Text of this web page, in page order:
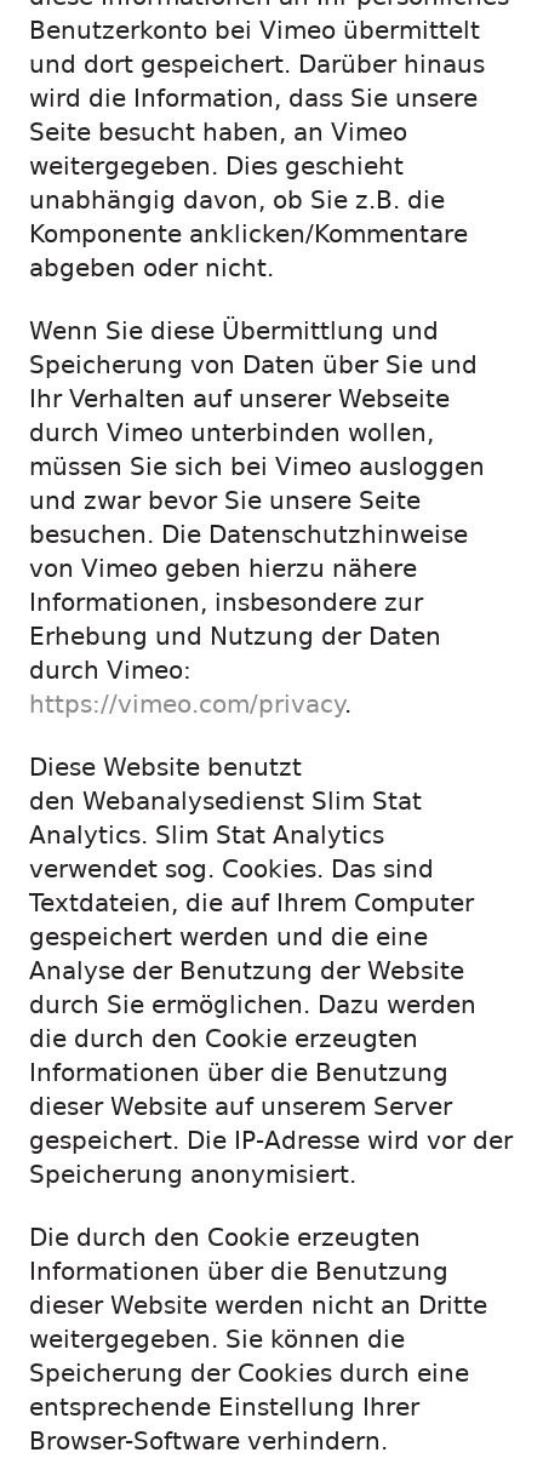
Benutzerkonto bei Vimeo übermittelt
und dort gespeichert. Darüber hinaus
wird die Information, dass Sie unsere
Seite besucht haben, an Vimeo
weitergegeben. Dies geschieht
unabhängig davon, ob Sie z.B. die
Komponente anklicken/Kommentare
abgeben oder nicht.
Wenn Sie diese Übermittlung und
Speicherung von Daten über Sie und
Ihr Verhalten auf unserer Webseite
durch Vimeo unterbinden wollen,
müssen Sie sich bei Vimeo ausloggen
und zwar bevor Sie unsere Seite
besuchen. Die Datenschutzhinweise
von Vimeo geben hierzu nähere
Informationen, insbesondere zur
Erhebung und Nutzung der Daten
durch Vimeo:
https://vimeo.com/privacy.
Diese Website benutzt
den Webanalysedienst Slim Stat
Analytics. Slim Stat Analytics
verwendet sog. Cookies. Das sind
Textdateien, die auf Ihrem Computer
gespeichert werden und die eine
Analyse der Benutzung der Website
durch Sie ermöglichen. Dazu werden
die durch den Cookie erzeugten
Informationen über die Benutzung
dieser Website auf unserem Server
gespeichert. Die IP-Adresse wird vor der
Speicherung anonymisiert.
Die durch den Cookie erzeugten
Informationen über die Benutzung
dieser Website werden nicht an Dritte
weitergegeben. Sie können die
Speicherung der Cookies durch eine
entsprechende Einstellung Ihrer
Browser-Software verhindern.